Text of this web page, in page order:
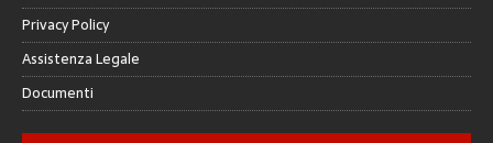
Privacy Policy
Assistenza Legale
Documenti